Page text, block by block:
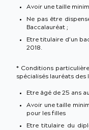
Avoir une taille
Ne pas être
Baccalauréat ;
Etre titulaire d’un
2018.
* Conditions
spécialisés lauréats des
Etre âgé de 25 ans
Avoir une taille
pour les filles
Etre titulaire du